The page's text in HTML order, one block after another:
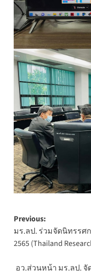
Post
navigation
Previous:
มร.ลป. ร่วมจัดนิทรรศ
2565 (Thailand
อว.ส่วนหน้า มร.ลป.